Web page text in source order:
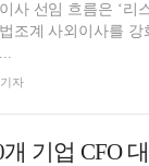
사 선임 흐름은 ‘리
조계 사외이사를
자
기업 CFO